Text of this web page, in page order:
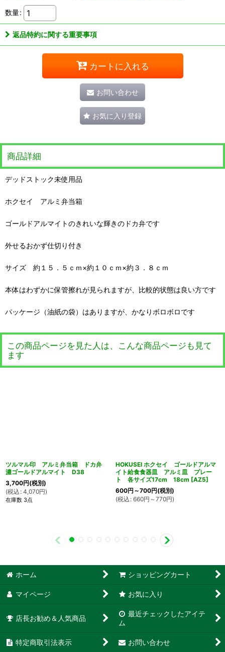
数量:
返品特約に関する重要事項
カートに入れる
お問い合わせ
お気に入り登録
商品詳細
デッドストック未使用品
ホクセイ アルミ弁当箱
ゴールドアルマイトのきれいな輝きのドカ弁です
外せるおかず仕切り付き
サイズ 約１５．５ｃｍ×約１０ｃｍ×約３．８ｃｍ
本体はわずかに保管擦れが見られますが、比較的状態は良い方です
パッケージ（油紙の袋）はありますが、かなりボロボロです
この商品ページを見た人は、こんな商品ページも見て
ます
ツルマル印 アルミ弁当箱 ドカ弁
濃ゴールドアルマイト D38
3,700円(税別)
(税込 : 4,070円)
在庫数 3点
HOKUSEI ホクセイ ゴールドアルマ
イト給食食器皿 アルミ皿 プレー
ト 各サイズ17cm 18cm [AZ5]
600円 ～700円(税別)
(税込 : 660円 ～770円)
ホーム ショッピングカート
マイページ お気に入り
店長お勧め＆人気商品
最近チェックしたアイテ
ム
特定商取引法表示 お問い合わせ